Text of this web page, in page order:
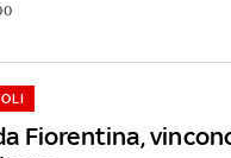
Fiorentina,